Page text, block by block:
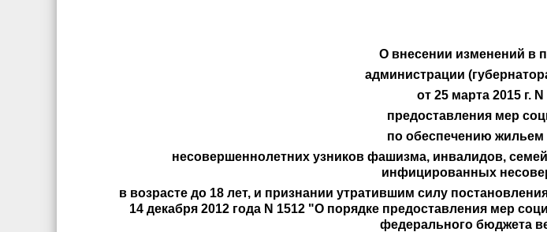
О внесении изменений в
администрации
от 25 марта 2015 г.
предоставления мер
по обеспечению
несовершеннолетних узников фашизма, инвалидов,
инфицированных
в возрасте до 18 лет, и признании утратившим силу
14 декабря 2012 года N 1512 "О порядке предоставления мер
федерального бюджета